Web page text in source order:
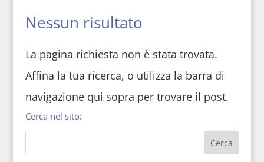
Nessun risultato
La pagina richiesta non è stata trovata.
Affina la tua ricerca, o utilizza la barra di
navigazione qui sopra per trovare il post.
Cerca nel sito: